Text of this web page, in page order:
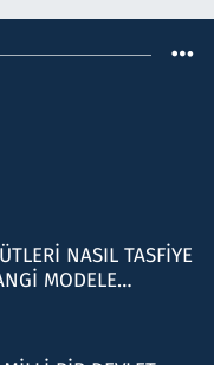
NASIL TASFİYE
MODELE